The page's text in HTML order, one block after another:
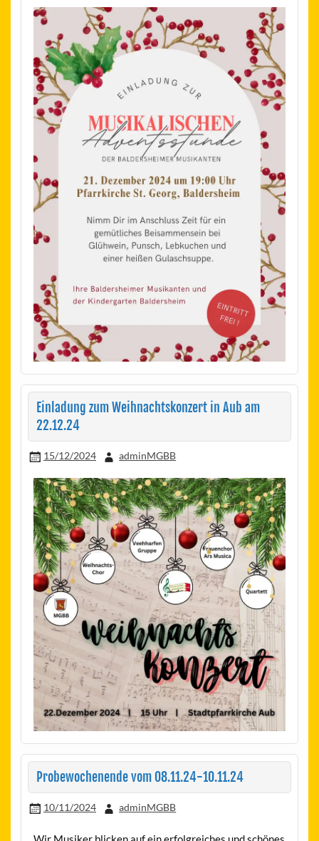
Einladung zum Weihnachtskonzert in Aub am
22.12.24
15/12/2024 adminMGBB
Probewochenende vom 08.11.24-10.11.24
10/11/2024 adminMGBB